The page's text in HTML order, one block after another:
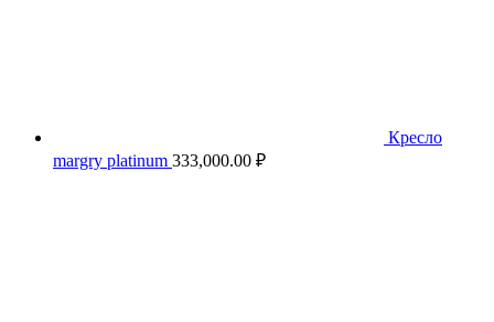
Кресло
margry platinum 333,000.00 ₽